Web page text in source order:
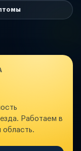
Работаем в
область.